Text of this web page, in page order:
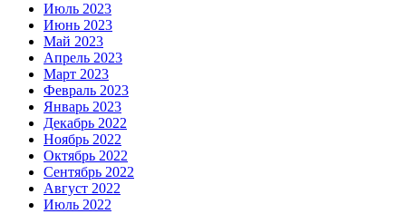
Июль 2023
Июнь 2023
Май 2023
Апрель 2023
Март 2023
Февраль 2023
Январь 2023
Декабрь 2022
Ноябрь 2022
Октябрь 2022
Сентябрь 2022
Август 2022
Июль 2022